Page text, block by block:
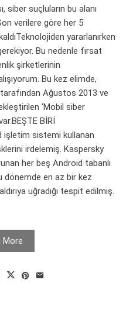
siber suçluların bu alanı
verilere göre her 5
yararlanırken
Bu nedenle fırsat
şirketlerinin
Bu kez elimde,
Ağustos 2013 ve
'Mobil siber
BİRİ
işletim sistemi kullanan
irdelemiş. Kaspersky
her beş Android tabanlı
dönemde en az bir kez
uğradığı tespit edilmiş.
More